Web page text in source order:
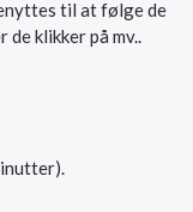
til at følge de
de klikker på mv..